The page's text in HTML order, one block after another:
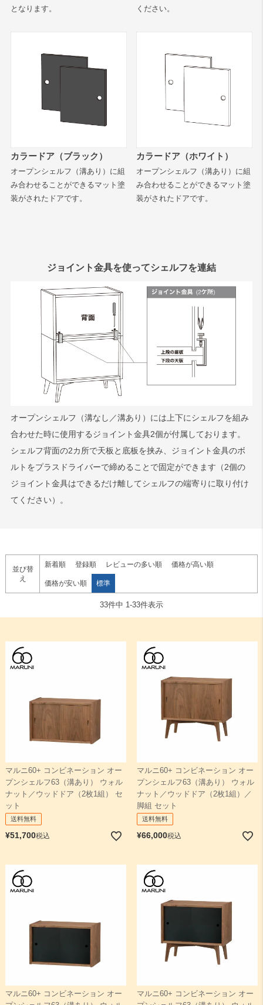
となります。
ください。
カラードア（ブラック）
オープンシェルフ（溝あり）に組
み合わせることができるマット塗
装がされたドアです。
カラードア（ホワイト）
オープンシェルフ（溝あり）に組
み合わせることができるマット塗
装がされたドアです。
ジョイント金具を使ってシェルフを連結
オープンシェルフ（溝なし／溝あり）には上下にシェルフを組み
合わせた時に使用するジョイント金具2個が付属しております。
シェルフ背面の2カ所で天板と底板を挟み、ジョイント金具のボ
ルトをプラスドライバーで締めることで固定ができます（2個の
ジョイント金具はできるだけ離してシェルフの端寄りに取り付け
てください）。
並び替
え
新着順 登録順 レビューの多い順 価格が高い順
価格が安い順 標準
33件中 1-33件表示
マルニ60+ コンビネーション オー
プンシェルフ63（溝あり） ウォル
ナット／ウッドドア（2枚1組） セ
ット
送料無料
¥51,700税込
マルニ60+ コンビネーション オー
プンシェルフ63（溝あり） ウォル
ナット／ウッドドア（2枚1組）／
脚組 セット
送料無料
¥66,000税込
マルニ60+ コンビネーション オー
マルニ60+ コンビネーション オー